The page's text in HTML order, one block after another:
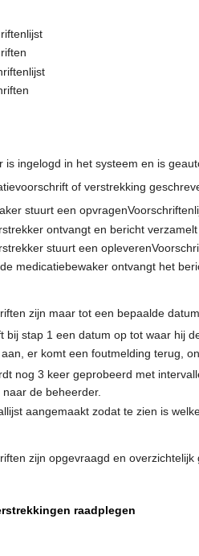
is ingelogd in het systeem en is
of verstrekking
stuurt een
ontvangt en bericht
stuurt een
medicatiebewaker ontvangt het
zijn maar tot een bepaalde
bij stap 1 een datum op tot waar hij
er komt een foutmelding terug,
nog 3 keer geprobeerd met
de beheerder.
aangemaakt zodat te zien is
zijn opgevraagd en overzichtelijk
raadplegen